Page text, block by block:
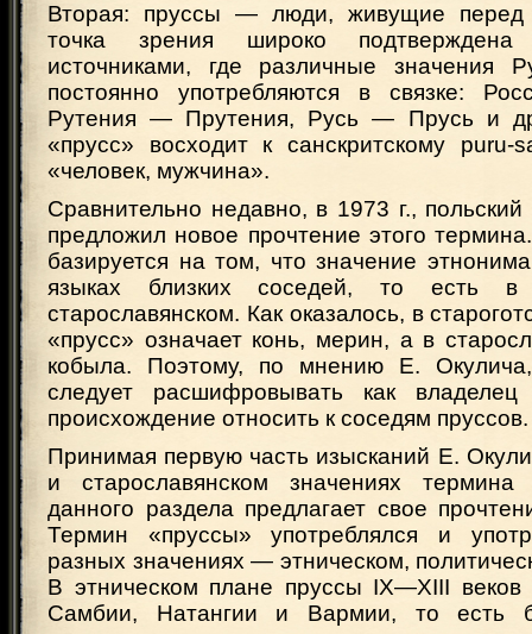
Вторая: пруссы — люди, живущие перед
точка зрения широко подтверждена
источниками, где различные значения
постоянно употребляются в связке:
Рутения — Прутения, Русь — Прусь и
«прусс» восходит к санскритскому puru-
«человек, мужчина».
Сравнительно недавно, в 1973 г.,
предложил новое прочтение этого
базируется на том, что значение
языках близких соседей, то есть в
старославянском. Как оказалось, в
«прусс» означает конь, мерин, а в
кобыла. Поэтому, по мнению Е.
следует расшифровывать как
происхождение относить к соседям пруссов.
Принимая первую часть изысканий Е.
и старославянском значениях термина
данного раздела предлагает свое
Термин «пруссы» употреблялся и
разных значениях — этническом,
В этническом плане пруссы IX—XIII
Самбии, Натангии и Вармии, то есть